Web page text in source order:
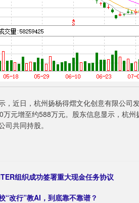
近日，杭州扬杨得熠文化创意有限公司
元增至约588万元。股东信息显示，杭
共同持股。
组织成功签署重大现金任务协议
“改行”教AI，到底靠不靠谱？